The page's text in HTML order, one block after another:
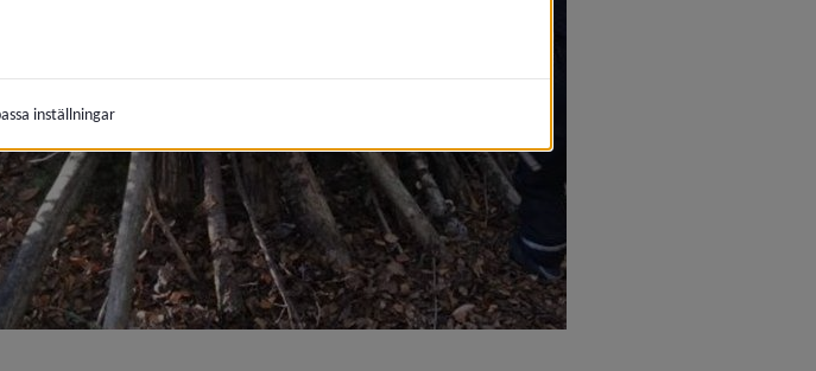
inställningar